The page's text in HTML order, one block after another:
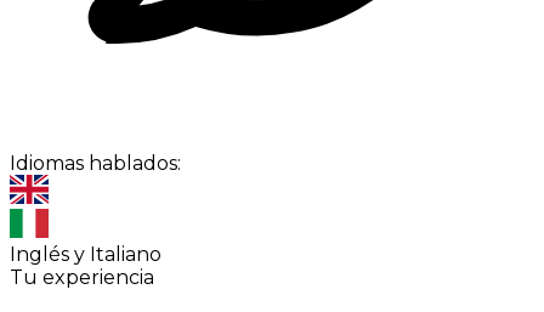
Idiomas hablados:
Inglés y Italiano
Tu experiencia